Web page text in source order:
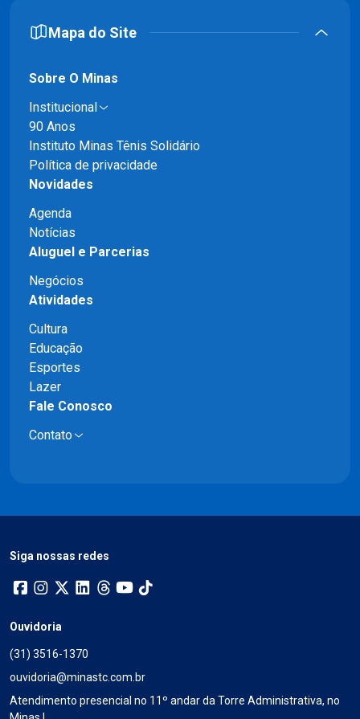
Mapa do Site
Sobre O Minas
Institucional
90 Anos
Instituto Minas Tênis Solidário
Política de privacidade
Novidades
Agenda
Notícias
Aluguel e Parcerias
Negócios
Atividades
Cultura
Educação
Esportes
Lazer
Fale Conosco
Contato
Siga nossas redes
Ouvidoria
(31) 3516-1370
ouvidoria@minastc.com.br
Atendimento presencial no 11º andar da Torre Administrativa, no